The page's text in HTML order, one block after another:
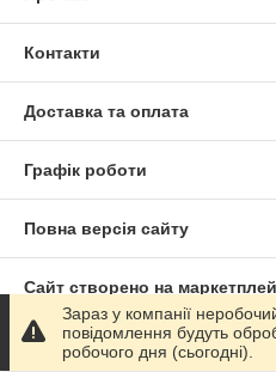
Контакти
Доставка та оплата
Графік роботи
Повна версія сайту
Сайт створено на
Політика конфіденційності
Зараз у компанії
повідомлення будуть
робочого дня (сьогодні).